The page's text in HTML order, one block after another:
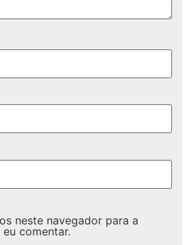
neste navegador para a
comentar.